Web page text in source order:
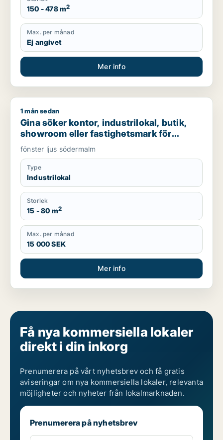
150 - 478 m2
Max. per månad
Ej angivet
Mer info
Gina söker kontor, industrilokal, butik, showroom eller
1 mån sedan
Gina söker kontor, industrilokal, butik,
showroom eller fastighetsmark för
uthyrning i Södermalm
fönster ljus södermalm
Type
Industrilokal
Storlek
15 - 80 m2
Max. per månad
15 000 SEK
Mer info
Få nya kommersiella lokaler
direkt i din inkorg
Prenumerera på vårt nyhetsbrev och få gratis
aviseringar om nya kommersiella lokaler, relevanta
möjligheter och nyheter från lokalmarknaden.
Prenumerera på nyhetsbrev